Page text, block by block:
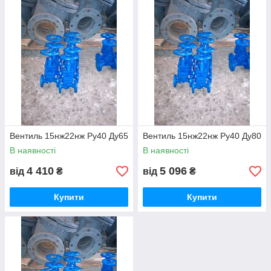
Вентиль 15нж22нж Ру40 Ду65
В наявності
від 4 410 ₴
Купити
Вентиль 15нж22нж Ру40 Ду80
В наявності
від 5 096 ₴
Купити